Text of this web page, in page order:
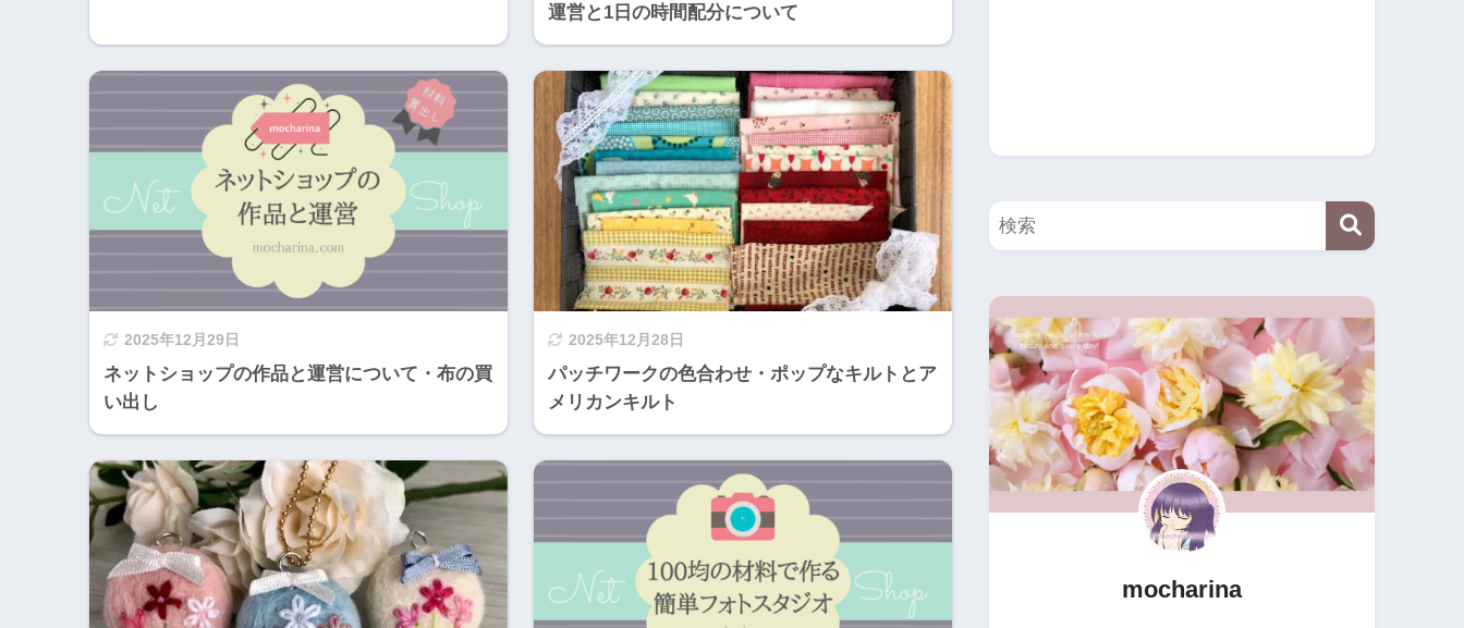
運営と1日の時間配分について
2025年12月29日
ネットショップの作品と運営について・布の買
い出し
2025年12月28日
パッチワークの色合わせ・ポップなキルトとア
メリカンキルト
mocharina